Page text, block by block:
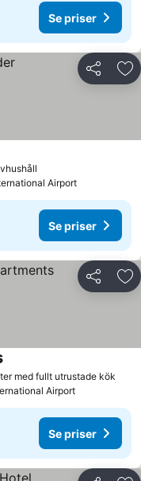
Se priser
Dela
Airport
Se priser
Dela
med fullt utrustade kök
Airport
Se priser